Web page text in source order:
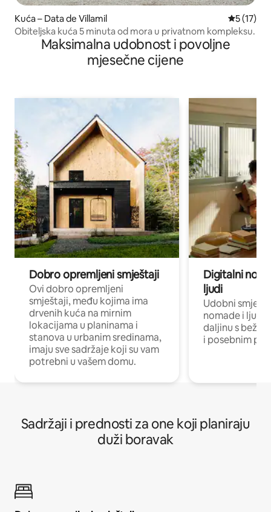
Kuća – Data de Villamil Prosječna
5 (17)
Obiteljska kuća 5 minuta od mora u privatnom kompleksu.
Maksimalna udobnost i povoljne
mjesečne cijene
Dobro opremljeni smještaji
Ovi dobro opremljeni
smještaji, među kojima ima
drvenih kuća na mirnim
lokacijama u planinama i
stanova u urbanim sredinama,
imaju sve sadržaje koji su vam
potrebni u vašem domu.
Digitalni
ljudi
Udobni
nomade i ljude
daljinu s
i posebnim
Sadržaji i prednosti za one koji planiraju
duži boravak